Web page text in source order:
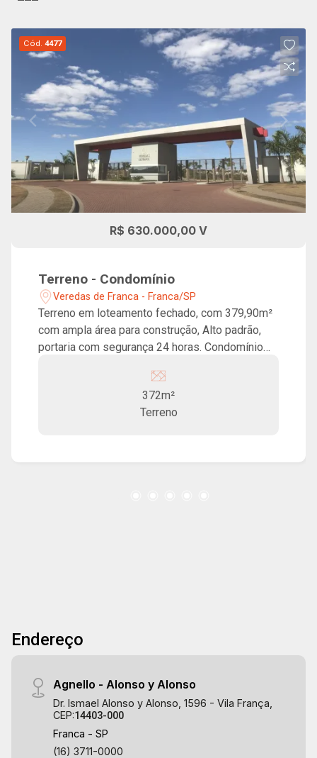
Cód.4477
R$ 630.000,00 V
Terreno - Condomínio
Veredas de Franca - Franca/SP
Terreno em loteamento fechado, com 379,90m²
com ampla área para construção, Alto padrão,
portaria com segurança 24 horas. Condomínio
tênis, redário, quadra poliesportiva, pista de
skate, pista de caminhada, salão de festa para
300 pessoas, Lindo paisagismo.
372m²
Terreno
Endereço
Agnello - Alonso y Alonso
Dr. Ismael Alonso y Alonso, 1596 - Vila França,
CEP:14403-000
Franca - SP
(16) 3711-0000